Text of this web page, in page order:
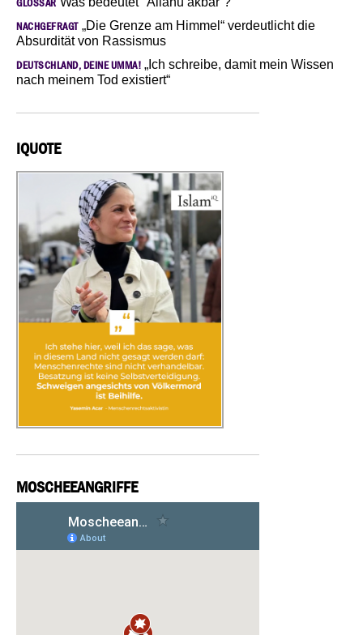
GLOSSAR
NACHGEFRAGT„Die Grenze am Himmel“ verdeutlicht die
Absurdität von Rassismus
DEUTSCHLAND, DEINE UMMA! „Ich schreibe, damit mein Wissen
nach meinem Tod existiert“
IQUOTE
MOSCHEEANGRIFFE